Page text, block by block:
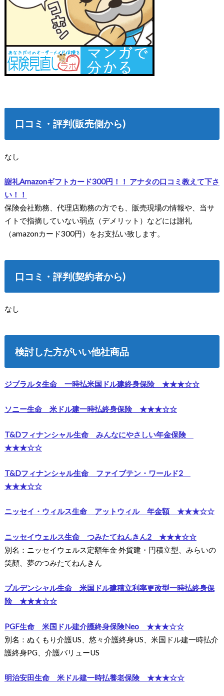
口コミ・評判(販売側から)
なし
謝礼Amazonギフトカード300円！！ アナタの口コミ教えて下さ
い！！
保険会社勤務、代理店勤務の方でも、販売現場の情報や、当サ
イトで指摘していない弱点（デメリット）などには謝礼
（amazonカード300円）をお支払い致します。
口コミ・評判(契約者から)
なし
検討した方がいい他社商品
ジブラルタ生命 一時払米国ドル建終身保険 ★★★☆☆
ソニー生命 米ドル建一時払終身保険 ★★★☆☆
T&Dフィナンシャル生命 みんなにやさしい年金保険
★★★☆☆
T&Dフィナンシャル生命 ファイブテン・ワールド2
★★★☆☆
ニッセイ・ウィルス生命 アットウィル 年金額 ★★★☆☆
ニッセイウェルス生命 つみたてねんきん2 ★★★☆☆
別名：ニッセイウェルス定額年金 外貨建・円積立型、みらいの
笑顔、夢のつみたてねんきん
プルデンシャル生命 米国ドル建積立利率更改型一時払終身保
険 ★★★☆☆
PGF生命 米国ドル建介護終身保険Neo ★★★☆☆
別名：ぬくもり介護US、悠々介護終身US、米国ドル建一時払介
護終身PG、介護バリューUS
明治安田生命 米ドル建一時払養老保険 ★★★☆☆